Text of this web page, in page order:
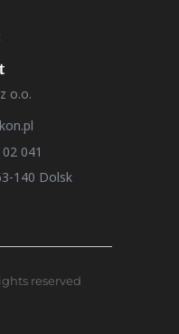
o.o.
041
140 Dolsk
reserved